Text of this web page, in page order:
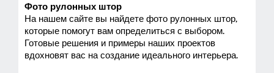
Фото рулонных штор
На нашем сайте вы найдете фото рулонных штор,
которые помогут вам определиться с выбором.
Готовые решения и примеры наших проектов
вдохновят вас на создание идеального интерьера.